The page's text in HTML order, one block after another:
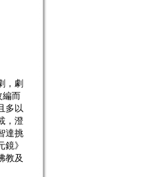
，劇
編而
多以
，澄
達挑
》
教及